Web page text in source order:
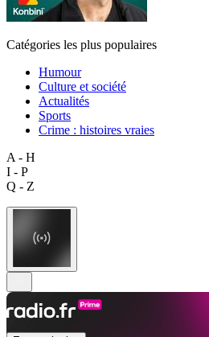
Catégories les plus populaires
Humour
Culture et société
Actualités
Sports
Crime : histoires vraies
A - H
I - P
Q - Z